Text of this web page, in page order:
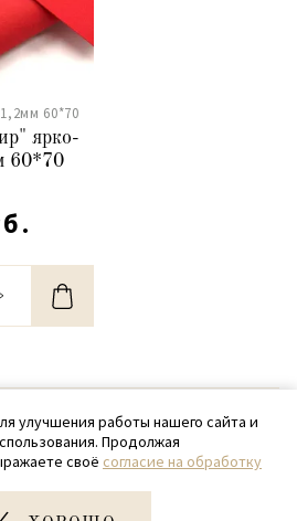
60*70
ярко-
60*70
- 2026 SamPack
699-97-87
улучшения работы нашего сайта и
Продолжая
своё согласие на обработку